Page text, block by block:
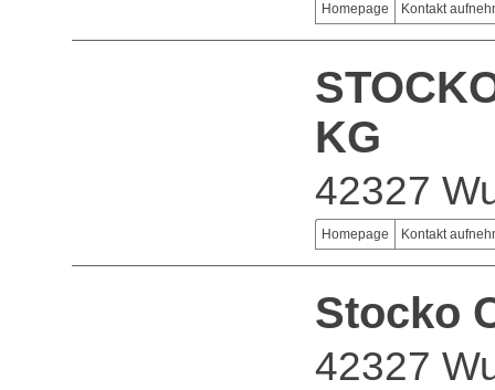
Homepage Kontakt
KG
42327
Homepage Kontakt
Stocko
42327